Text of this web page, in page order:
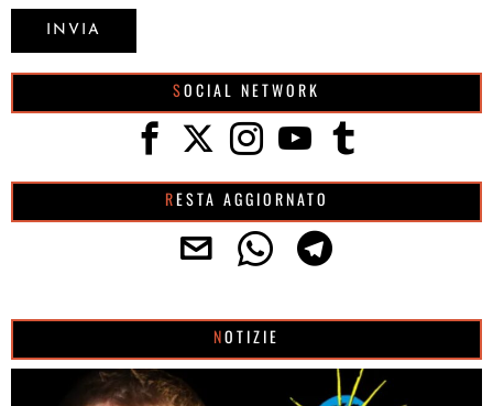
SOCIAL NETWORK
RESTA AGGIORNATO
NOTIZIE